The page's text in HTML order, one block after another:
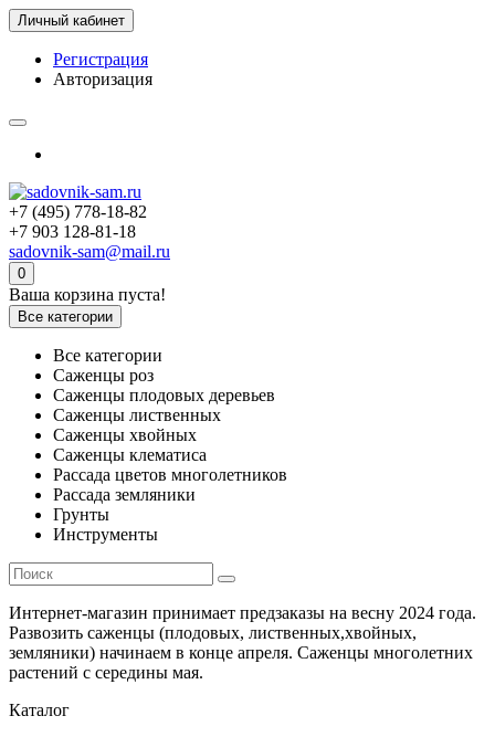
Личный кабинет
Регистрация
Авторизация
+7 (495) 778-18-82
+7 903 128-81-18
sadovnik-sam@mail.ru
0
Ваша корзина пуста!
Все категории
Все категории
Саженцы роз
Саженцы плодовых деревьев
Саженцы лиственных
Саженцы хвойных
Саженцы клематиса
Рассада цветов многолетников
Рассада земляники
Грунты
Инструменты
Интернет-магазин принимает предзаказы на весну 2024 года.
Развозить саженцы (плодовых, лиственных,хвойных,
земляники) начинаем в конце апреля. Саженцы многолетних
растений с середины мая.
Каталог